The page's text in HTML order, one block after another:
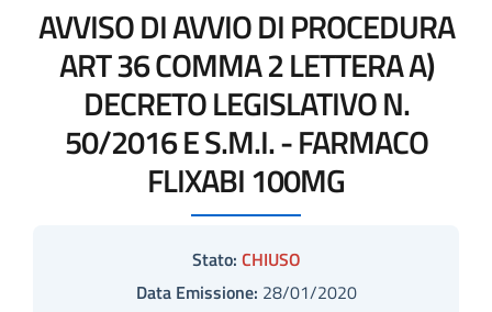
AVVISO DI AVVIO DI PROCEDURA
ART 36 COMMA 2 LETTERA A)
DECRETO LEGISLATIVO N.
50/2016 E S.M.I. - FARMACO
FLIXABI 100MG
Stato: CHIUSO
Data Emissione: 28/01/2020